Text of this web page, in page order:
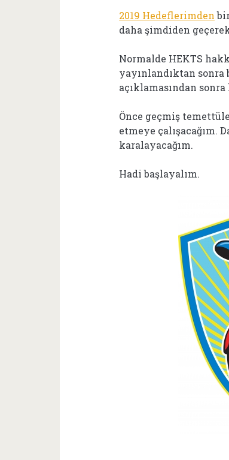
2019 Hedeflerimden
daha şimdiden
Normalde HEKTS
yayınlandıktan sonra
açıklamasından
Önce geçmiş
etmeye çalışacağım.
karalayacağım.
Hadi başlayalım.